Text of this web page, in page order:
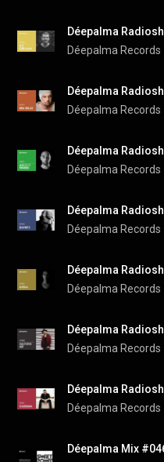
Déepalma Records
Déepalma Records
Déepalma Records
Déepalma Records
Déepalma Records
Déepalma Records
Déepalma Records